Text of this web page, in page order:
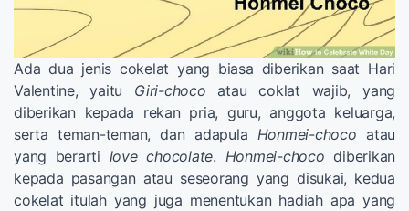
Ada dua jenis cokelat yang biasa diberikan saat Hari
Valentine, yaitu Giri-choco atau coklat wajib, yang
diberikan kepada rekan pria, guru, anggota keluarga,
serta teman-teman, dan adapula Honmei-choco atau
yang berarti love chocolate. Honmei-choco diberikan
kepada pasangan atau seseorang yang disukai, kedua
cokelat itulah yang juga menentukan hadiah apa yang